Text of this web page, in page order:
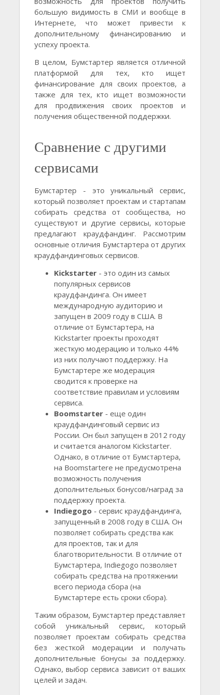
большую видимость в СМИ и вообще в
Интернете, что может привести к
дополнительному финансированию и
успеху проекта.
В целом, Бумстартер является отличной
платформой для тех, кто ищет
финансирование для своих проектов, а
также для тех, кто ищет возможности
для продвижения своих проектов и
получения общественной поддержки.
Сравнение с другими
сервисами
Бумстартер - это уникальный сервис,
который позволяет проектам и стартапам
собирать средства от сообщества, но
существуют и другие сервисы, которые
предлагают краудфандинг. Рассмотрим
основные отличия Бумстартера от других
краудфандинговых сервисов.
Kickstarter - это один из самых
популярных сервисов
краудфандинга. Он имеет
международную аудиторию и
запущен в 2009 году в США. В
отличие от Бумстартера, на
Kickstarter проекты проходят
жесткую модерацию и только 44%
из них получают поддержку. На
Бумстартере же модерация
сводится к проверке на
соответствие правилам и условиям
сервиса.
Boomstarter - еще один
краудфандинговый сервис из
России. Он был запущен в 2012 году
и считается аналогом Kickstarter.
Однако, в отличие от Бумстартера,
на Boomstarterе не предусмотрена
возможность получения
дополнительных бонусов/наград за
поддержку проекта.
Indiegogo - сервис краудфандинга,
запущенный в 2008 году в США. Он
позволяет собирать средства как
для проектов, так и для
благотворительности. В отличие от
Бумстартера, Indiegogo позволяет
собирать средства на протяжении
всего периода сбора (на
Бумстартере есть сроки сбора).
Таким образом, Бумстартер представляет
собой уникальный сервис, который
позволяет проектам собирать средства
без жесткой модерации и получать
дополнительные бонусы за поддержку.
Однако, выбор сервиса зависит от ваших
целей и задач.